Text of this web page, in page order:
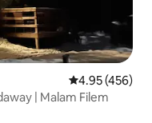
Penarafan
4.95 (456)
| Malam Filem